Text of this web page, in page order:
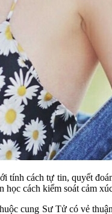
tính cách tự tin, quyết
cách kiểm soát cảm
cung Sư Tử có vẻ